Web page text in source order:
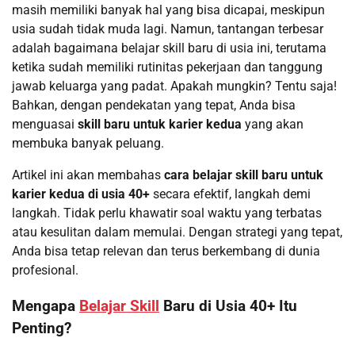
masih memiliki banyak hal yang bisa dicapai, meskipun
usia sudah tidak muda lagi. Namun, tantangan terbesar
adalah bagaimana belajar skill baru di usia ini, terutama
ketika sudah memiliki rutinitas pekerjaan dan tanggung
jawab keluarga yang padat. Apakah mungkin? Tentu saja!
Bahkan, dengan pendekatan yang tepat, Anda bisa
menguasai skill baru untuk karier kedua yang akan
membuka banyak peluang.
Artikel ini akan membahas cara belajar skill baru untuk
karier kedua di usia 40+ secara efektif, langkah demi
langkah. Tidak perlu khawatir soal waktu yang terbatas
atau kesulitan dalam memulai. Dengan strategi yang tepat,
Anda bisa tetap relevan dan terus berkembang di dunia
profesional.
Mengapa Belajar Skill
Baru di Usia 40+ Itu
Penting?